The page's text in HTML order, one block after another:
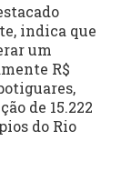
indica que
um
R$
de 15.222
do Rio